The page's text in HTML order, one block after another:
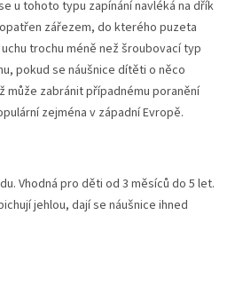
u tohoto typu zapínání navléká na dřík
zářezem, do kterého puzeta
trochu méně než šroubovací typ
pokud se náušnice dítěti o něco
může zabránit případnému poranění
zejména v západní Evropě.
Vhodná pro děti od 3 měsíců do 5 let.
jehlou, dají se náušnice ihned